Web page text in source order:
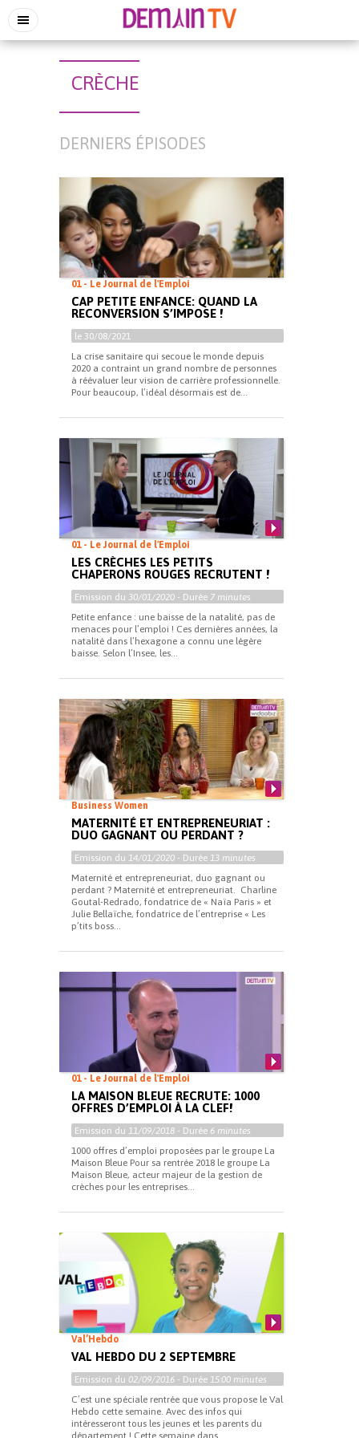
CRÈCHE
DERNIERS ÉPISODES
01 - Le Journal de l'Emploi
CAP PETITE ENFANCE: QUAND LA
RECONVERSION S’IMPOSE !
le 30/08/2021
La crise sanitaire qui secoue le monde depuis
2020 a contraint un grand nombre de personnes
à réévaluer leur vision de carrière professionnelle.
Pour beaucoup, l’idéal désormais est de...
01 - Le Journal de l'Emploi
LES CRÈCHES LES PETITS
CHAPERONS ROUGES RECRUTENT !
Emission du 30/01/2020 - Durée 7 minutes
Petite enfance : une baisse de la natalité, pas de
menaces pour l’emploi ! Ces dernières années, la
natalité dans l’hexagone a connu une légère
baisse. Selon l’Insee, les...
Business Women
MATERNITÉ ET ENTREPRENEURIAT :
DUO GAGNANT OU PERDANT ?
Emission du 14/01/2020 - Durée 13 minutes
Maternité et entrepreneuriat, duo gagnant ou
perdant ? Maternité et entrepreneuriat. Charline
Goutal-Redrado, fondatrice de « Naïa Paris » et
Julie Bellaïche, fondatrice de l’entreprise « Les
p’tits boss...
01 - Le Journal de l'Emploi
LA MAISON BLEUE RECRUTE: 1000
OFFRES D’EMPLOI À LA CLEF!
Emission du 11/09/2018 - Durée 6 minutes
1000 offres d’emploi proposées par le groupe La
Maison Bleue Pour sa rentrée 2018 le groupe La
Maison Bleue, acteur majeur de la gestion de
crèches pour les entreprises...
Val’Hebdo
VAL HEBDO DU 2 SEPTEMBRE
Emission du 02/09/2016 - Durée 15:00 minutes
C’est une spéciale rentrée que vous propose le Val
Hebdo cette semaine. Avec des infos qui
intéresseront tous les jeunes et les parents du
département ! Cette semaine dans...